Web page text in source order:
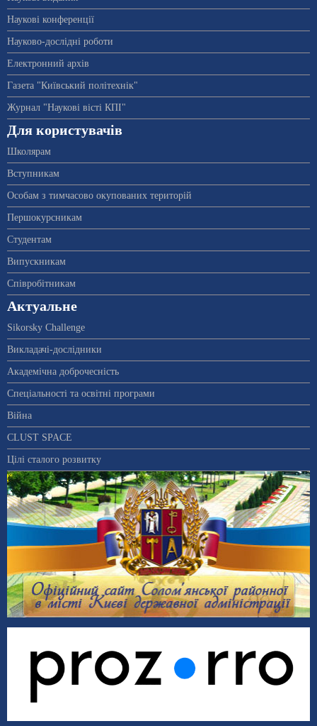
Наукові конференції
Науково-дослідні роботи
Електронний архів
Газета "Київський політехнік"
Журнал "Наукові вісті КПІ"
Для користувачів
Школярам
Вступникам
Особам з тимчасово окупованих територій
Першокурсникам
Студентам
Випускникам
Співробітникам
Актуальне
Sikorsky Challenge
Викладачі-дослідники
Академічна доброчесність
Спеціальності та освітні програми
Війна
CLUST SPACE
Цілі сталого розвитку